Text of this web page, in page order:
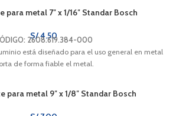
para metal 7″ x 1/16″ Standar Bosch
S/4.50
2608.619.384-000
está diseñado para el uso general en metal
de forma fiable el metal.
para metal 9″ x 1/8″ Standar Bosch